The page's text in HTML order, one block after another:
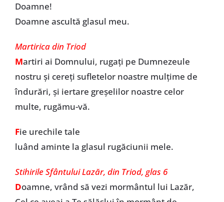
Doamne!
Doamne ascultă glasul meu.
Martirica din Triod
Martiri ai Domnului, rugați pe Dumnezeule
nostru și cereți sufletelor noastre mulțime de
îndurări, și iertare greșelilor noastre celor
multe, rugămu-vă.
Fie urechile tale
luând aminte la glasul rugăciunii mele.
Stihirile Sfântului Lazăr, din Triod, glas 6
Doamne, vrând să vezi mormântul lui Lazăr,